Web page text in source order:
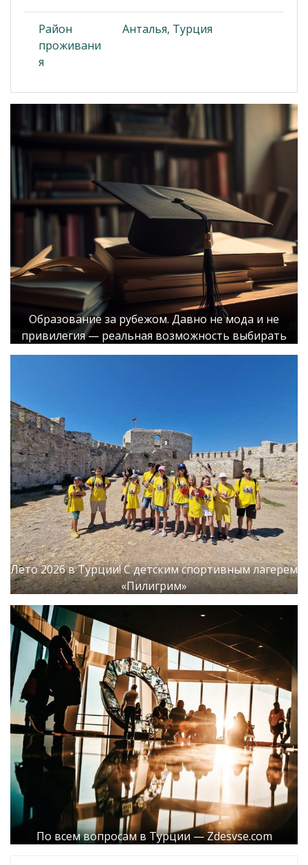
Район
проживани
я
Анталья, Турция
Образование за рубежом. Давно не мода и не
привилегия — реальная возможность выбирать
Лето 2026 в Турции! С детским спортивным лагерем
«Пилигрим»
По всем вопросам в Турции — Zdesvse.com